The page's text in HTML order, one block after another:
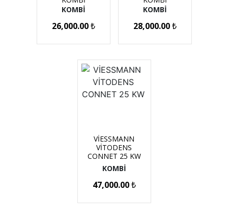
KOMBİ
26,000.00₺
KOMBİ
28,000.00₺
VİESSMANN
VİTODENS
CONNET 25 KW
KOMBİ
47,000.00₺